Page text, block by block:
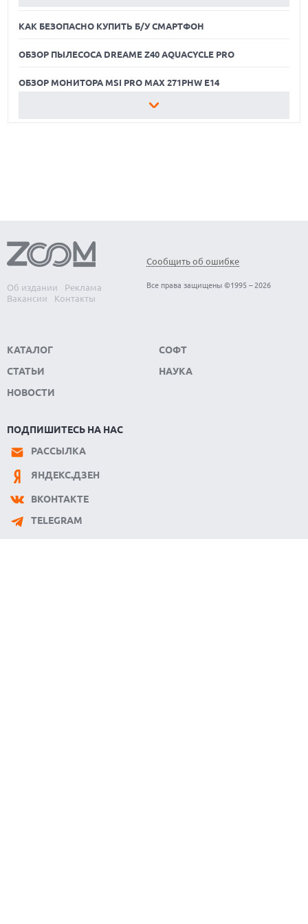
КАК БЕЗОПАСНО КУПИТЬ Б/У СМАРТФОН
ОБЗОР ПЫЛЕСОСА DREAME Z40 AQUACYCLE PRO
ОБЗОР МОНИТОРА MSI PRO MAX 271PHW E14
КАК БЕЗОПАСНО КУПИТЬ Б/У СМАРТФОН
Об издании
Реклама
Вакансии
Контакты
Сообщить об ошибке
Все права защищены ©1995 – 2026
КАТАЛОГ
СТАТЬИ
НОВОСТИ
СОФТ
НАУКА
ПОДПИШИТЕСЬ НА НАС
РАССЫЛКА
ЯНДЕКС.ДЗЕН
ВКОНТАКТЕ
TELEGRAM